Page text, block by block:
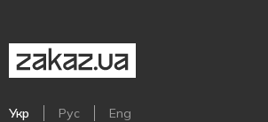
Укр Рус Eng